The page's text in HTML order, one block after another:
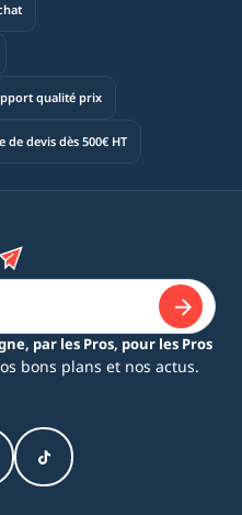
qualité prix
de devis dès 500€ HT
par les Pros, pour les Pros
bons plans et nos actus.